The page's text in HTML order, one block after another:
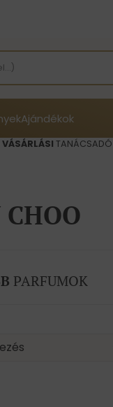
Ajándékok
VÁSÁRLÁSI TANÁCSADÓ
PARFUMOK